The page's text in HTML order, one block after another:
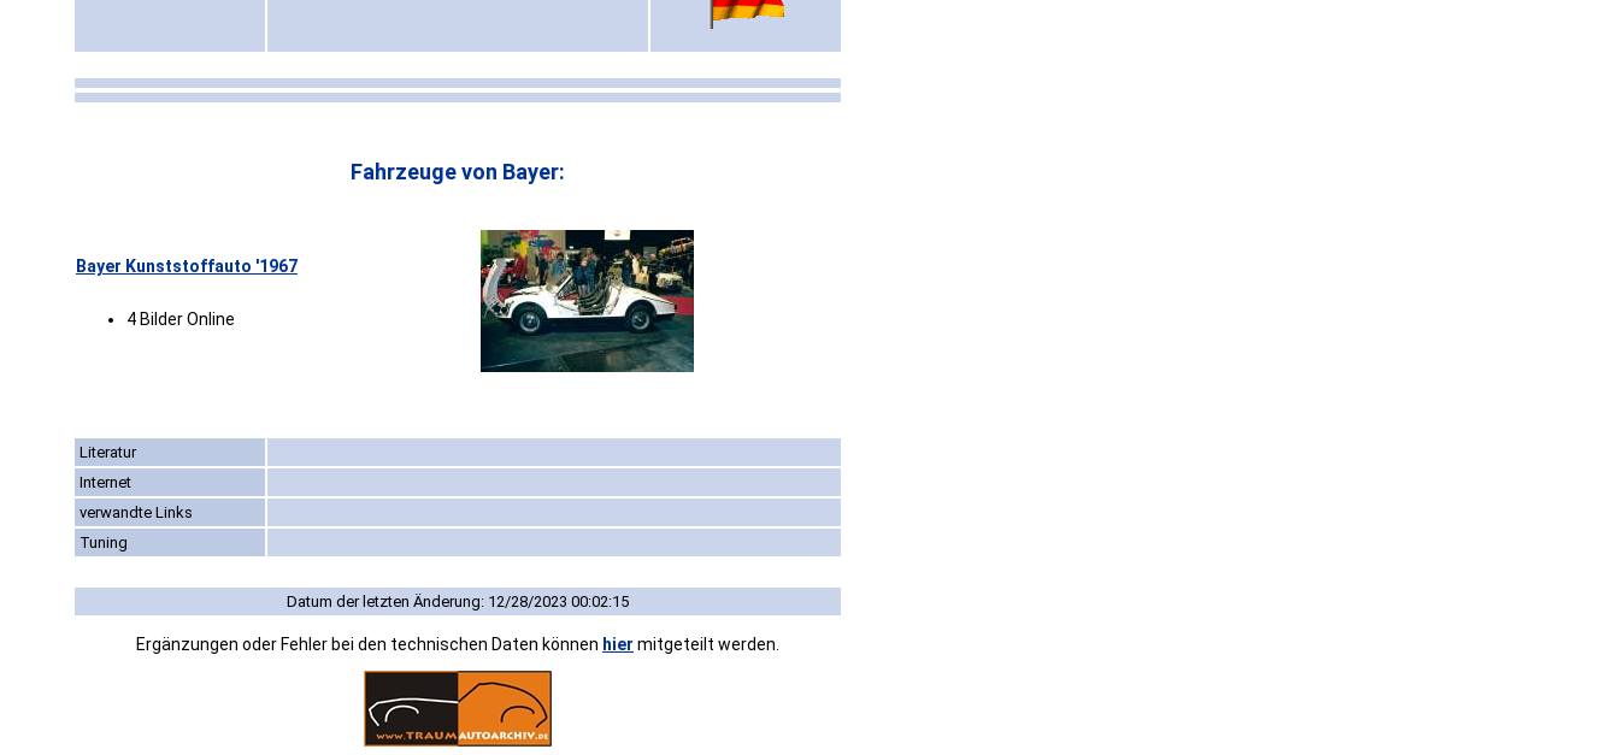
Fahrzeuge von Bayer:
Bayer Kunststoffauto '1967
4 Bilder Online
Literatur
Internet
verwandte Links
Tuning
Datum der letzten Änderung: 12/28/2023 00:02:15
Ergänzungen oder Fehler bei den technischen Daten können hier mitgeteilt werden.